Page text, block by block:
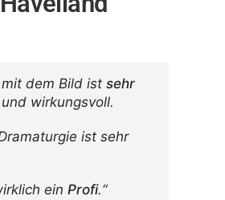
mit dem Bild ist sehr
wirkungsvoll.
ist sehr
ein Profi.“